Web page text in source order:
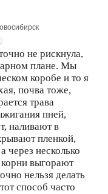
не рискнула,
плане. Мы
коробе и то я
почва тоже,
трава
пней,
наливают в
пленкой,
через несколько
выгорают
нельзя делать
способ часто